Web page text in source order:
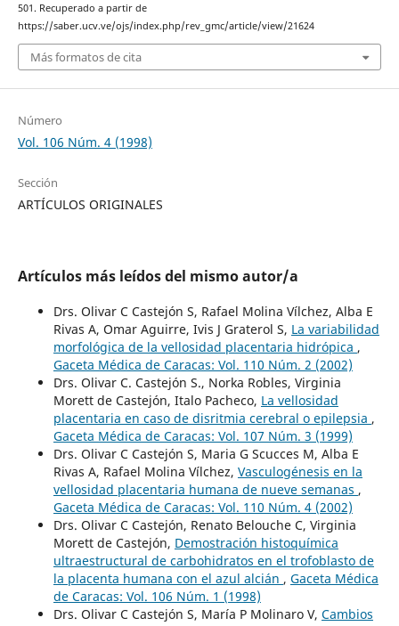
501. Recuperado a partir de
https://saber.ucv.ve/ojs/index.php/rev_gmc/article/view/21624
Más formatos de cita
Número
Vol. 106 Núm. 4 (1998)
Sección
ARTÍCULOS ORIGINALES
Artículos más leídos del mismo autor/a
Drs. Olivar C Castejón S, Rafael Molina Vílchez, Alba E
Rivas A, Omar Aguirre, Ivis J Graterol S, La variabilidad
morfológica de la vellosidad placentaria hidrópica ,
Gaceta Médica de Caracas: Vol. 110 Núm. 2 (2002)
Drs. Olivar C. Castejón S., Norka Robles, Virginia
Morett de Castejón, Italo Pacheco, La vellosidad
placentaria en caso de disritmia cerebral o epilepsia ,
Gaceta Médica de Caracas: Vol. 107 Núm. 3 (1999)
Drs. Olivar C Castejón S, Maria G Scucces M, Alba E
Rivas A, Rafael Molina Vílchez, Vasculogénesis en la
vellosidad placentaria humana de nueve semanas ,
Gaceta Médica de Caracas: Vol. 110 Núm. 4 (2002)
Drs. Olivar C Castejón, Renato Belouche C, Virginia
Morett de Castejón, Demostración histoquímica
ultraestructural de carbohidratos en el trofoblasto de
la placenta humana con el azul alcián , Gaceta Médica
de Caracas: Vol. 106 Núm. 1 (1998)
Drs. Olivar C Castejón S, María P Molinaro V, Cambios